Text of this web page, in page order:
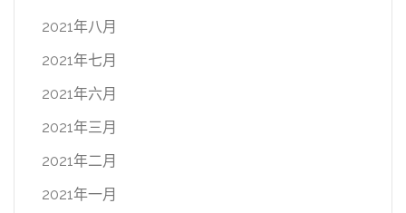
2021年八月
2021年七月
2021年六月
2021年三月
2021年二月
2021年一月